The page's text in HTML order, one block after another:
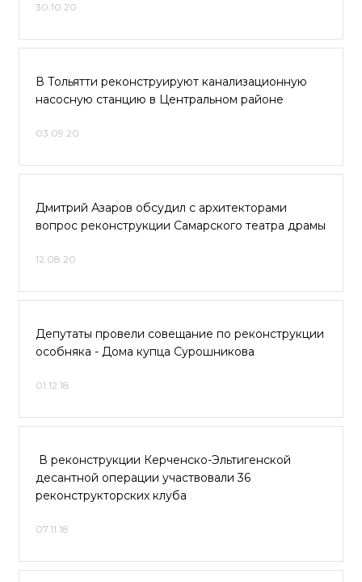
30.10.20
В Тольятти реконструируют канализационную
насосную станцию в Центральном районе
03.09.20
Дмитрий Азаров обсудил с архитекторами
вопрос реконструкции Самарского театра драмы
12.08.20
Депутаты провели совещание по реконструкции
особняка - Дома купца Сурошникова
01.12.18
В реконструкции Керченско-Эльтигенской
десантной операции участвовали 36
реконструкторских клуба
07.11.18